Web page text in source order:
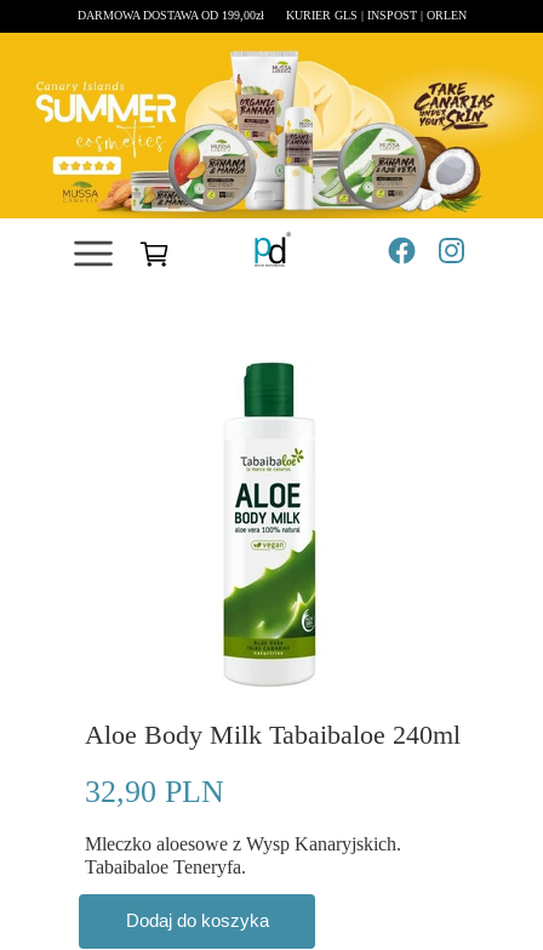
KURIER GLS | INSPOST | ORLEN
DARMOWA DOSTAWA OD 199,00zł
Dodaj do koszyka
Mleczko aloesowe z Wysp Kanaryjskich.
Tabaibaloe Teneryfa.
32,90 PLN
Aloe Body Milk Tabaibaloe 240ml